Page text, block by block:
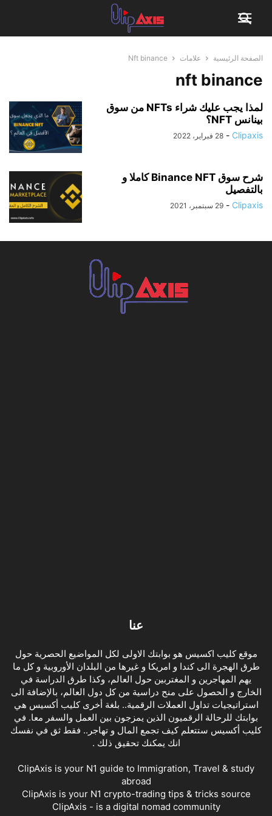
الصفحة الرئيسية علامات Nft binance
nft binance
لمذا يجب عليك شراء NFTs من سوق
بينانس NFT؟
Clipaxis
- 28 فبراير، 2022
شرح سوق Binance NFT كاملا و
بالتفصيل
Clipaxis
- 29 سبتمبر، 2021
عنا
موقع كليب اكسيس هو بوابتك الاولى لكل المواضيع الحصرية حول
طرق الهجرة الى كندا و امريكا و غيرها من البلدان الأوروبية و كل ما
يهم المهاجرين و المغتربين حول العالم، وكذا طرق الدراسة في
الخارج و الحصول على منح دراسية من كل دول العالم، بالإضافة الى
استراتيجيات تداول العملات الرقمية.. بلغة أخرى كليب أكسيس هي
بوابتك للرحالة الرقميون الذين يمزجون بين العمل والسفر معا. في
كليب أكسيس ستتعلم كيف تجمع المال و تهاجر.. فقط ثق في نفسك
انك يمكنك تحقيق ذلك .
ClipAxis is your N1 guide to Immigration, Travel & study
abroad
ClipAxis is your N1 crypto-trading tips & tricks source
ClipAxis - is a digital nomad community